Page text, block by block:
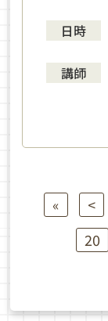
日時
講師
« <
20